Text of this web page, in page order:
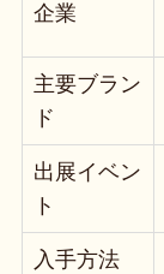
企業
主要ブラン
ド
出展イベン
ト
入手方法